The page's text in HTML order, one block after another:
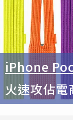
iPhone
火速攻佔